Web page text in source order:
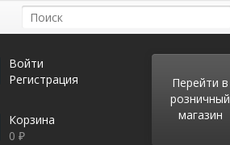
Войти
Регистрация
Корзина
0 ₽
Перейти в
розничный
магазин